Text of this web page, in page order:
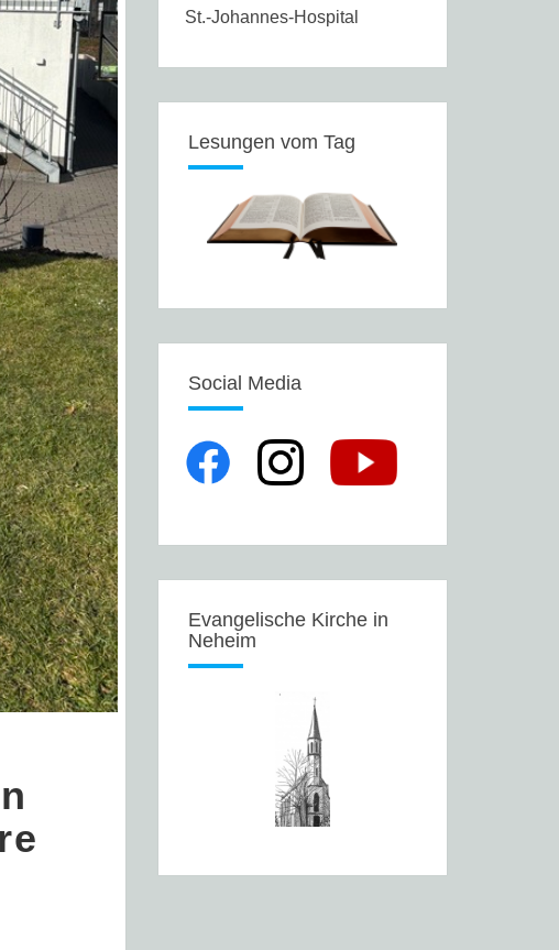
St.-Johannes-Hospital
Lesungen vom Tag
Social Media
Evangelische Kirche in
Neheim